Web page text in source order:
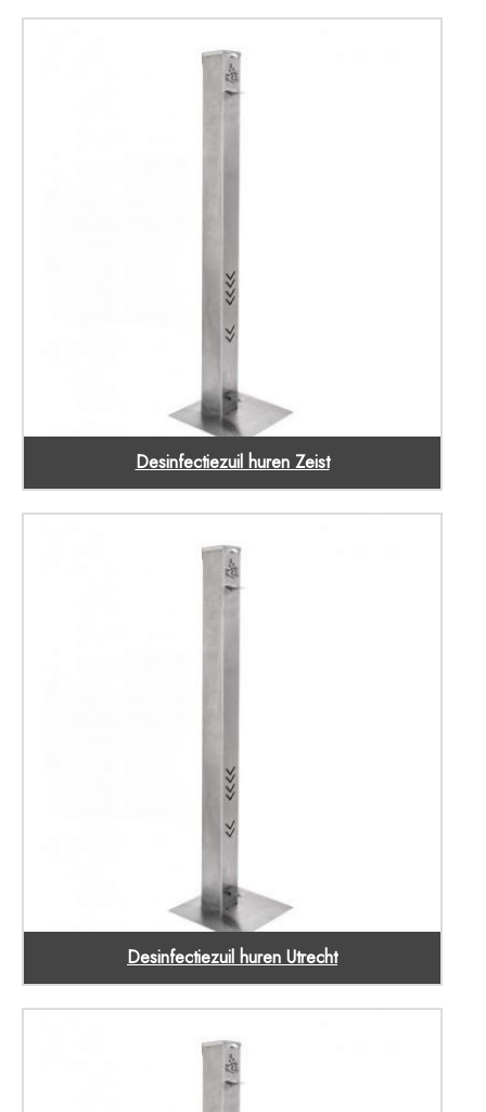
Desinfectiezuil huren Zeist
Desinfectiezuil huren Utrecht